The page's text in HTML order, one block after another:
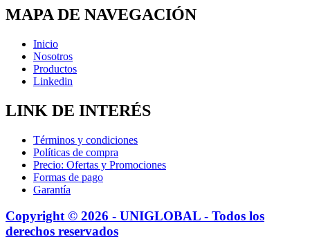
MAPA DE NAVEGACIÓN
Inicio
Nosotros
Productos
Linkedin
LINK DE INTERÉS
Términos y condiciones
Políticas de compra
Precio: Ofertas y Promociones
Formas de pago
Garantía
Copyright © 2026 - UNIGLOBAL - Todos los
derechos reservados